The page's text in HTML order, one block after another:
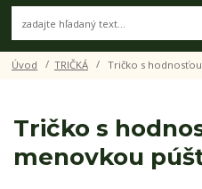
Úvod TRIČKÁ Tričko s hodnosťou
Tričko s
menovkou